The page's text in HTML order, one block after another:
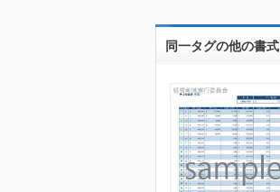
同一タグの他の書式